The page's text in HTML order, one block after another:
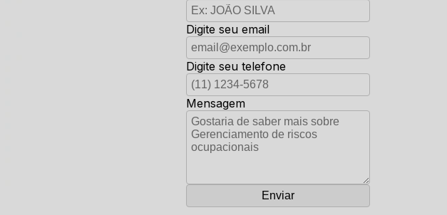
Digite seu email
Digite seu telefone
Mensagem